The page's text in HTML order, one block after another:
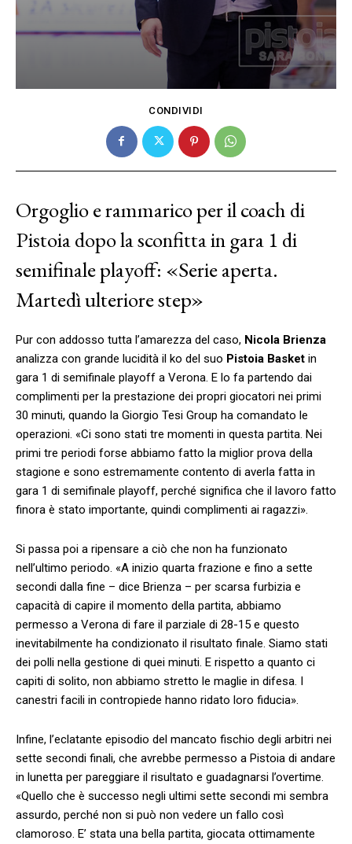
CONDIVIDI
Orgoglio e rammarico per il coach di
Pistoia dopo la sconfitta in gara 1 di
semifinale playoff: «Serie aperta.
Martedì ulteriore step»
Pur con addosso tutta l’amarezza del caso, Nicola Brienza
analizza con grande lucidità il ko del suo Pistoia Basket in
gara 1 di semifinale playoff a Verona. E lo fa partendo dai
complimenti per la prestazione dei propri giocatori nei primi
30 minuti, quando la Giorgio Tesi Group ha comandato le
operazioni. «Ci sono stati tre momenti in questa partita. Nei
primi tre periodi forse abbiamo fatto la miglior prova della
stagione e sono estremamente contento di averla fatta in
gara 1 di semifinale playoff, perché significa che il lavoro fatto
finora è stato importante, quindi complimenti ai ragazzi».
Si passa poi a ripensare a ciò che non ha funzionato
nell’ultimo periodo. «A inizio quarta frazione e fino a sette
secondi dalla fine – dice Brienza – per scarsa furbizia e
capacità di capire il momento della partita, abbiamo
permesso a Verona di fare il parziale di 28-15 e questo
inevitabilmente ha condizionato il risultato finale. Siamo stati
dei polli nella gestione di quei minuti. E rispetto a quanto ci
capiti di solito, non abbiamo stretto le maglie in difesa. I
canestri facili in contropiede hanno ridato loro fiducia».
Infine, l’eclatante episodio del mancato fischio degli arbitri nei
sette secondi finali, che avrebbe permesso a Pistoia di andare
in lunetta per pareggiare il risultato e guadagnarsi l’overtime.
«Quello che è successo negli ultimi sette secondi mi sembra
assurdo, perché non si può non vedere un fallo così
clamoroso. E’ stata una bella partita, giocata ottimamente